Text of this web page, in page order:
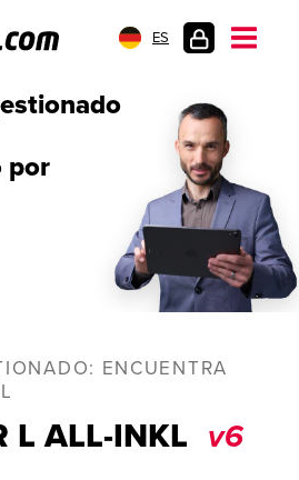
ES
DE
SESIÓN
por
ENCUENTRA
L ALL-INKL v6